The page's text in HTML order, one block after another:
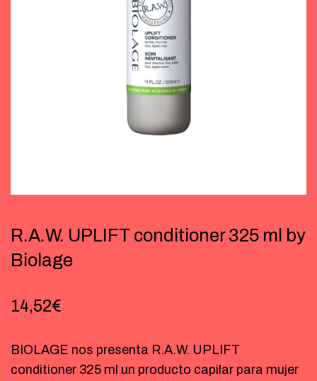
R.A.W. UPLIFT conditioner 325 ml by
Biolage
14,52€
BIOLAGE nos presenta R.A.W. UPLIFT
conditioner 325 ml un producto capilar para mujer